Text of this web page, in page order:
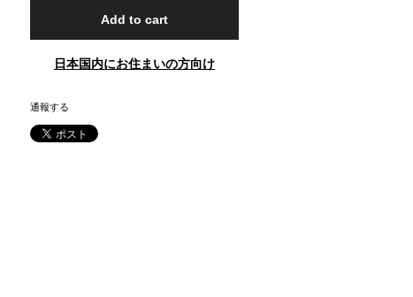
Add to cart
日本国内にお住まいの方向け
通報する